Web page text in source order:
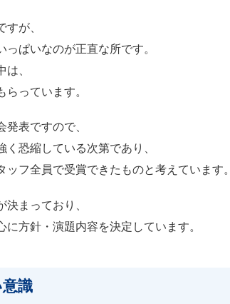
が、
ぱいなのが正直な所です。
、
っています。
表ですので、
恐縮している次第であり、
フ全員で受賞できたものと考えています。
まっており、
方針・演題内容を決定しています。
識